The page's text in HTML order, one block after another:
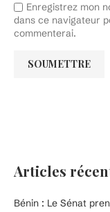
Enregistrez mon
dans ce navigateur
commenterai.
Articles
Bénin : Le Sénat